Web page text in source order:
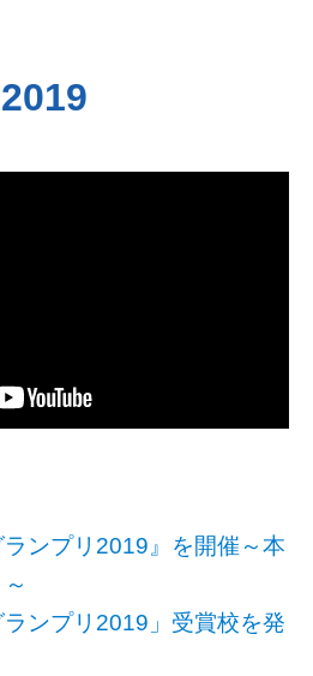
2019
ランプリ2019』を開催～本
ランプリ2019」受賞校を発